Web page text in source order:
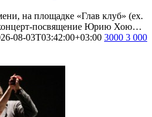
на площадке «Глав клуб» (ex.
концерт-посвящение Юрию Хою…
08-03T03:42:00+03:00 3000 3 000